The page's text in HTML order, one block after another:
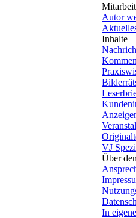
Autor
Inhalte
VJ
Über
In